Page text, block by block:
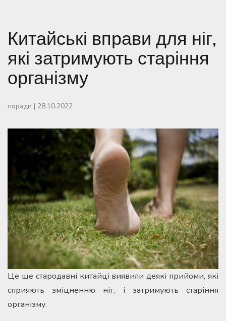
Китайські вправи для ніг,
які затримують старіння
організму
поради | 28.10.2022
Це ще стародавні китайці виявили деякі прийоми, які
сприяють зміцненню ніг, і затримують старіння
організму.